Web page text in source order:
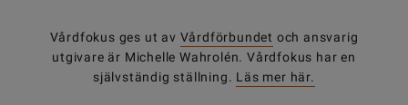
Vårdfokus ges ut av Vårdförbundet och ansvarig
utgivare är Michelle Wahrolén. Vårdfokus har en
självständig ställning. Läs mer här.